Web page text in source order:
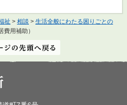
祉 > 相談 > 生活全般にわたる困りごとの
費用補助）